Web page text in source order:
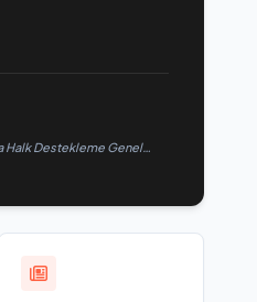
Halk Destekleme Genel